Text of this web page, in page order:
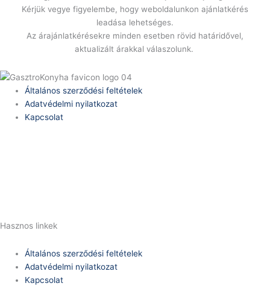
Kérjük vegye figyelembe, hogy weboldalunkon ajánlatkérés
leadása lehetséges.
Az árajánlatkérésekre minden esetben rövid határidővel,
aktualizált árakkal válaszolunk.
Általános szerződési feltételek
Adatvédelmi nyilatkozat
Kapcsolat
Hasznos linkek
Általános szerződési feltételek
Adatvédelmi nyilatkozat
Kapcsolat